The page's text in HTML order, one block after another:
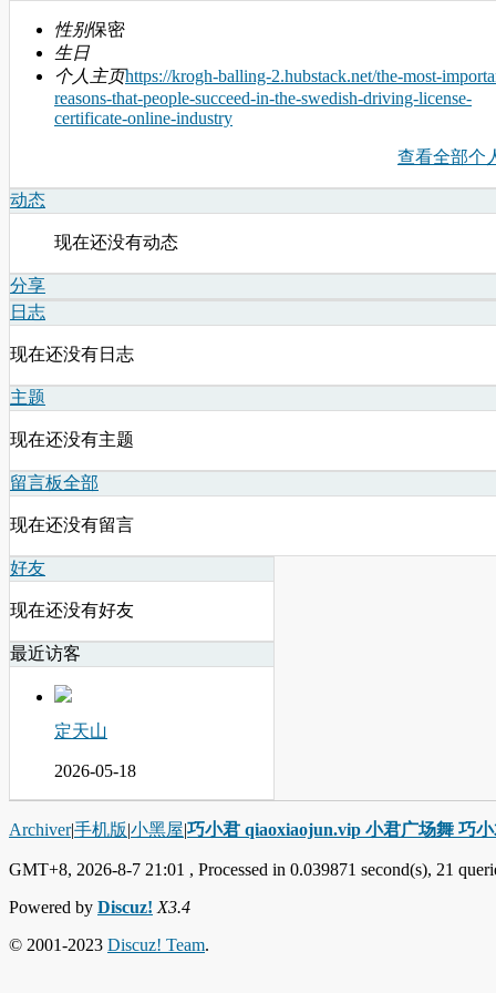
性别保密
生日
个人主页https://krogh-balling-2.hubstack.net/the-most-
reasons-that-people-succeed-in-the-swedish-driving-license-
certificate-online-industry
查看全部个
动态
现在还没有动态
分享
日志
现在还没有日志
主题
现在还没有主题
留言板全部
现在还没有留言
好友
现在还没有好友
最近访客
定天山
2026-05-18
Archiver|手机版|小黑屋|巧小君 qiaoxiaojun.vip 小君广场舞 巧
GMT+8, 2026-8-7 21:01 , Processed in 0.039871 second(s), 21
Powered by Discuz! X3.4
© 2001-2023 Discuz! Team.